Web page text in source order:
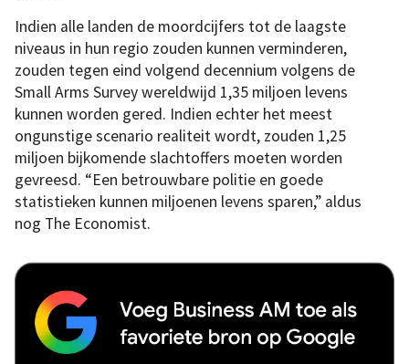
Indien alle landen de moordcijfers tot de laagste
niveaus in hun regio zouden kunnen verminderen,
zouden tegen eind volgend decennium volgens de
Small Arms Survey wereldwijd 1,35 miljoen levens
kunnen worden gered. Indien echter het meest
ongunstige scenario realiteit wordt, zouden 1,25
miljoen bijkomende slachtoffers moeten worden
gevreesd. “Een betrouwbare politie en goede
statistieken kunnen miljoenen levens sparen,” aldus
nog The Economist.